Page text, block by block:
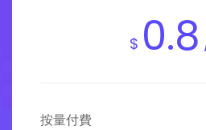
$ 0.8
按量付費